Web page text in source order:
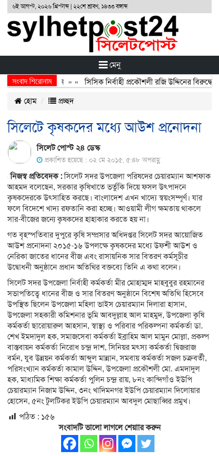
৬ই আগস্ট, ২০২৬ খ্রিস্টাব্দ | ২২শে শ্রাবণ, ১৪৩৩ বঙ্গাব্দ
মেনু
সংবাদ শিরোনাম
বর্জন ও বিসর্জন » « সিসিক নির্বাহী প্রকৌশলী রজি উদ্দিনের
হোম
প্রচ্ছদ
সিলেটে কৃষকদের মধ্যে আউশ প্রনোদনা
সিলেট পোস্ট ২৪ ডেস্ক
প্রকাশিত হয়েছে : ০২ মে ২০১৫, ৫:৪৮ অপরাহ্ণ
নিজস্ব প্রতিবেদক :সিলেট সদর উপজেলা পরিষদের চেয়ারম্যান আশফাক
আহমদ বলেছেন, সরকার কৃষিখাতে ভর্তুকি দিয়ে ফসল উৎপাদনে
কৃষকদেরকে উৎসাহিত করছে। বাংলাদেশ এখন খাদ্যে স্বয়ংসম্পূর্ণ। যার
ফলে বিদেশে খাদ্য রফতানি করা হচ্ছে। আওয়ামী লীগ ক্ষমতায় থাকলে
সার-বীজের জন্যে কৃষকদের হাহাকার করতে হয় না।
গত বৃহস্পতিবার দুপুরে কৃষি সম্প্রসার অধিদপ্তর সিলেট সদর আয়োজিত
আউশ প্রনোদনা ২০১৫-১৬ উপলক্ষে কৃষকদের মধ্যে উফশী আউশ ও
নেরিকা জাতের ধানের বীজ এবং রাসায়নিক সার বিতরণ কর্মসূচীর
উদ্বোধনী অনুষ্ঠানে প্রধান অতিথির বক্তব্যে তিনি এ কথা বলেন।
সিলেট সদর উপজেলা নির্বাহী কর্মকর্তা মীর মোহাম্মদ মাহবুবুর রহমানের
সভাপতিত্বে ধানের বীজ ও সার বিতরণ অনুষ্ঠানে বিশেষ অতিথি হিসেবে
উপস্থিত ছিলেন উপজেলা মহিলা ভাইস চেয়ারম্যান দিলারা হাসান,
উপজেলা সহকারী কমিশনার ভূমি আবদুল্লাহ আল মাহমুদ, উপজেলা কৃষি
কর্মকর্তা ছারোয়ারুল আহসান, স্বাস্থ্য ও পরিবার পরিকল্পনা কর্মকর্তা ডা.
শেখ ইমদাদুল হক, সমাজসেবা কর্মকর্তা ইব্রাহিম আল মামুন মোল্লা, প্রকল্প
বাস্তবায়ন কর্মকর্তা নিরোধ চন্দ্র দাশ, সিনিয়র মৎস্য কর্মকর্তা দ্বিজরাজ
বর্মন, যুব উন্নয়ন কর্মকর্তা আব্দুল মান্নান, সমবায় কর্মকর্তা সজল চক্রবর্তী,
পরিসংখ্যান কর্মকর্তা কামাল উদ্দিন, উপজেলা প্রকৌশলী মো. এমদাদুল
হক, মাধ্যমিক শিক্ষা কর্মকর্তা পুলিন চন্দ্র রায়, ৮নং কান্দিগাঁও ইউপি
চেয়ারম্যান নিজাম উদ্দিন, ৩নং খাদিমনগর ইউপি চেয়ারম্যান দিলোয়ার
হোসেন, ৫নং টুলটিকর ইউপি চেয়ারম্যান আবদুল মোছাব্বির প্রমুখ।
পঠিত : ১৫৬
সংবাদটি ভালো লাগলে শেয়াার করুন